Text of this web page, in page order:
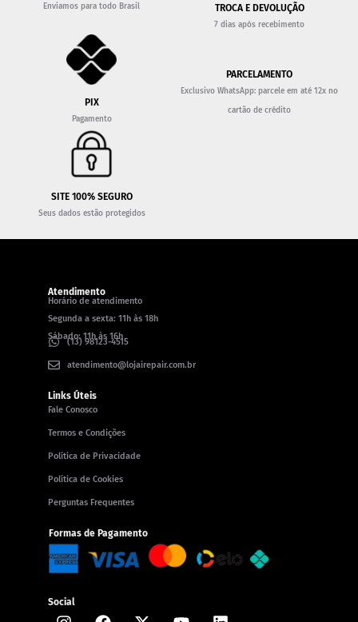
Enviamos para todo Brasil TROCA E DEVOLUÇÃO
7 dias após recebimento
PIX
Pagamento
PARCELAMENTO
Exclusivo WhatsApp: parcele em até 12x no
cartão de crédito
SITE 100% SEGURO
Seus dados estão protegidos
Atendimento
Horário de atendimento
Segunda a sexta: 11h às 18h
Sábado: 11h às 16h
(13) 98123-4515
atendimento@lojairepair.com.br
Links Úteis
Fale Conosco
Termos e Condições
Política de Privacidade
Política de Cookies
Perguntas Frequentes
Formas de Pagamento
Social